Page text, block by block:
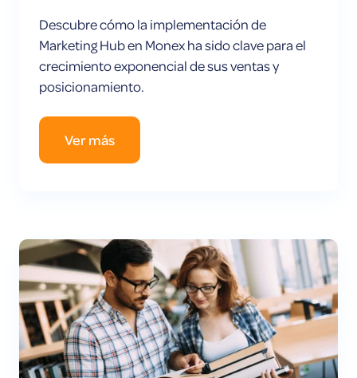
Descubre cómo la implementación de
Marketing Hub en Monex ha sido clave para el
crecimiento exponencial de sus ventas y
posicionamiento.
Ver más